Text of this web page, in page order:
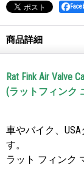
商品詳細
Rat Fink Air Valve
(ラットフィンク
車やバイク、
す。
ラット フィンク